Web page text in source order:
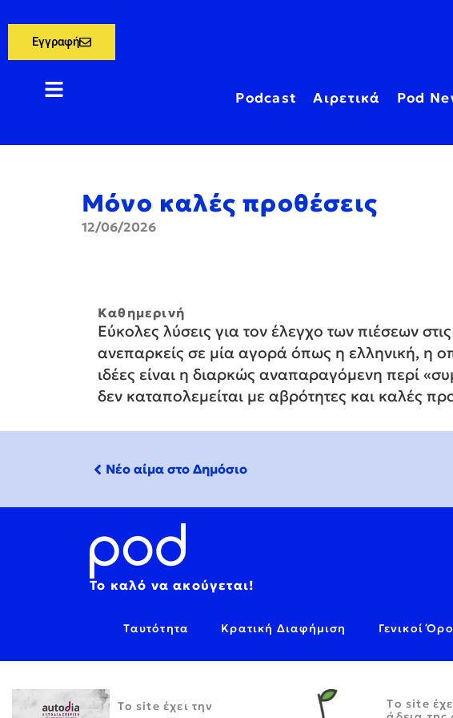
Εγγραφή
Podcast Αιρετικά Pod
Μόνο καλές προθέσεις
12/06/2026
Καθημερινή
Εύκολες λύσεις για τον έλεγχο των πιέσεων
ανεπαρκείς σε μία αγορά όπως η ελληνική, η
ιδέες είναι η διαρκώς αναπαραγόμενη περί
δεν καταπολεμείται με αβρότητες και καλές
Νέο αίμα στο Δημόσιο
Το καλό να ακούγεται!
Ταυτότητα Κρατική Διαφήμιση Γενικοί
Το site έχει την
Tο site